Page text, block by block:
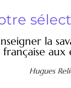
la
française aux
Hugues